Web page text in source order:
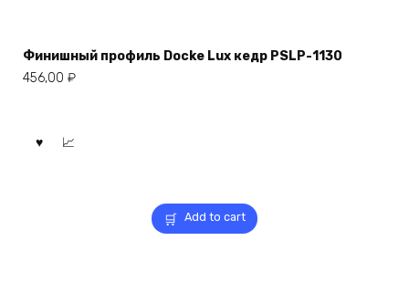
Финишный профиль Docke Lux кедр PSLP-1130
456,00 ₽
Add to cart